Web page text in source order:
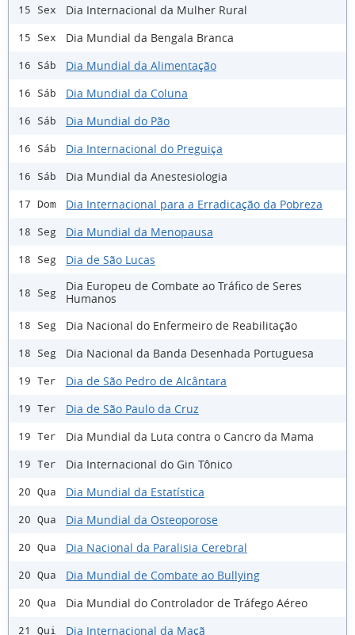
15 Sex Dia Internacional da Mulher Rural
15 Sex Dia Mundial da Bengala Branca
16 Sáb Dia Mundial da Alimentação
16 Sáb Dia Mundial da Coluna
16 Sáb Dia Mundial do Pão
16 Sáb Dia Internacional do Preguiça
16 Sáb Dia Mundial da Anestesiologia
17 Dom Dia Internacional para a Erradicação da Pobreza
18 Seg Dia Mundial da Menopausa
18 Seg Dia de São Lucas
18 Seg
Dia Europeu de Combate ao Tráfico de Seres
Humanos
18 Seg Dia Nacional do Enfermeiro de Reabilitação
18 Seg Dia Nacional da Banda Desenhada Portuguesa
19 Ter Dia de São Pedro de Alcântara
19 Ter Dia de São Paulo da Cruz
19 Ter Dia Mundial da Luta contra o Cancro da Mama
19 Ter Dia Internacional do Gin Tônico
20 Qua Dia Mundial da Estatística
20 Qua Dia Mundial da Osteoporose
20 Qua Dia Nacional da Paralisia Cerebral
20 Qua Dia Mundial de Combate ao Bullying
20 Qua Dia Mundial do Controlador de Tráfego Aéreo
21 Qui Dia Internacional da Maçã